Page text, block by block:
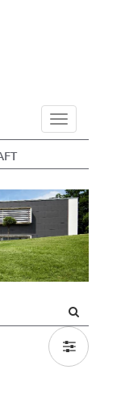
Navigation